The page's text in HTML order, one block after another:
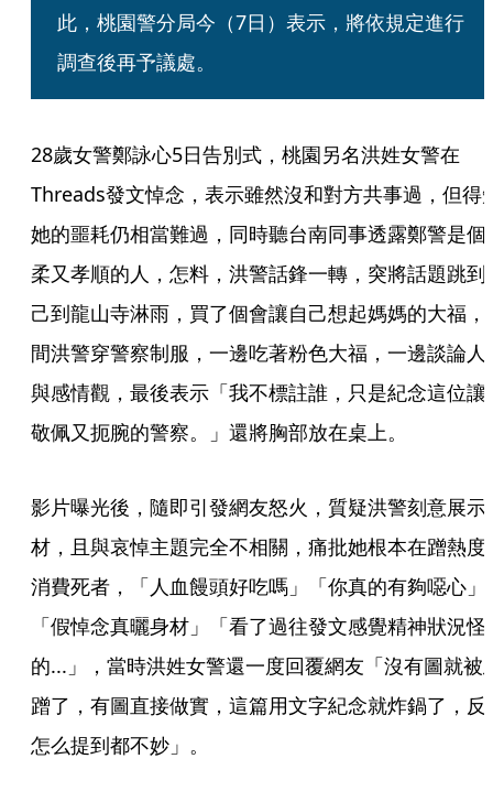
此，桃園警分局今（7日）表示，將依規定進行
調查後再予議處。
28歲女警鄭詠心5日告別式，桃園另名洪姓女警在
Threads發文悼念，表示雖然沒和對方共事過，但得
她的噩耗仍相當難過，同時聽台南同事透露鄭警是個
柔又孝順的人，怎料，洪警話鋒一轉，突將話題跳到
己到龍山寺淋雨，買了個會讓自己想起媽媽的大福，
間洪警穿警察制服，一邊吃著粉色大福，一邊談論人
與感情觀，最後表示「我不標註誰，只是紀念這位讓
敬佩又扼腕的警察。」還將胸部放在桌上。
影片曝光後，隨即引發網友怒火，質疑洪警刻意展示
材，且與哀悼主題完全不相關，痛批她根本在蹭熱度
消費死者，「人血饅頭好吃嗎」「你真的有夠噁心」
「假悼念真曬身材」「看了過往發文感覺精神狀況怪
的...」，當時洪姓女警還一度回覆網友「沒有圖就被
蹭了，有圖直接做實，這篇用文字紀念就炸鍋了，反
怎么提到都不妙」。